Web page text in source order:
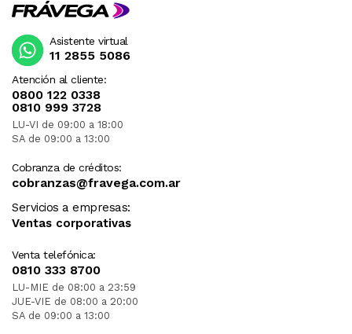
Atención al cliente:
0800 122 0338
0810 999 3728
LU-VI de 09:00 a 18:00
SA de 09:00 a 13:00
Cobranza de créditos:
cobranzas@fravega.com.ar
Servicios a empresas:
Ventas corporativas
Venta telefónica:
0810 333 8700
LU-MIE de 08:00 a 23:59
JUE-VIE de 08:00 a 20:00
SA de 09:00 a 13:00
Asistente virtual
11 2855 5086